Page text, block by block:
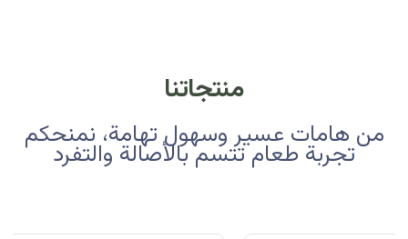
منتجاتنا
من هامات عسير وسهول تهامة، نمنحكم
تجربة طعام تتسم بالأصالة والتفرد